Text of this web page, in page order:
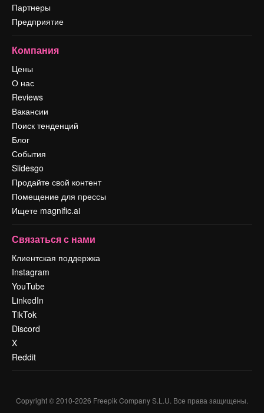
Партнеры
Предприятие
Компания
Цены
О нас
Reviews
Вакансии
Поиск тенденций
Блог
События
Slidesgo
Продайте свой контент
Помещение для прессы
Ищете magnific.ai
Связаться с нами
Клиентская поддержка
Instagram
YouTube
LinkedIn
TikTok
Discord
X
Reddit
Copyright © 2010-2026 Freepik Company S.L.U. Все права защищены.